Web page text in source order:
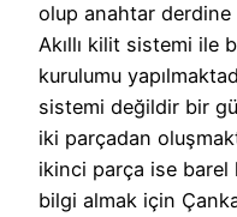
olup anahtar
Akıllı kilit sistemi ile
kurulumu
sistemi değildir bir
iki parçadan
ikinci parça ise barel
bilgi almak için